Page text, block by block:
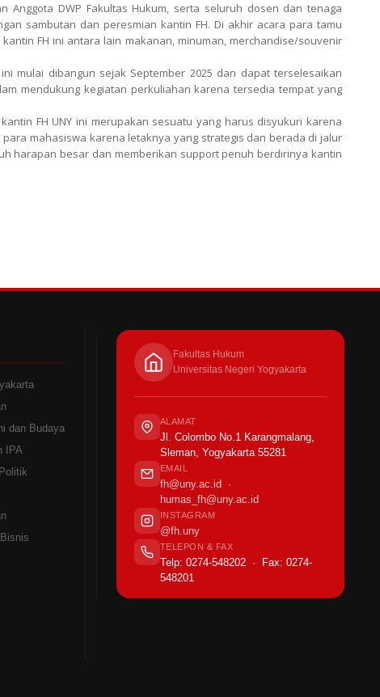
Anggota DWP Fakultas Hukum, serta seluruh dosen dan tenaga
sambutan dan peresmian kantin FH. Di akhir acara para tamu
FH ini antara lain makanan, minuman, merchandise/souvenir
mulai dibangun sejak September 2025 dan dapat terselesaikan
mendukung kegiatan perkuliahan karena tersedia tempat yang
FH UNY ini merupakan sesuatu yang harus disyukuri karena
mahasiswa karena letaknya yang strategis dan berada di jalur
harapan besar dan memberikan support penuh berdirinya kantin
dan Budaya
IPA
Fakultas Hukum
Universitas Negeri Yogyakarta
ALAMAT
Jl. Colombo No.1 Karangmalang,
Sleman, Yogyakarta 55281
EMAIL
fh@uny.ac.id ·
humas_fh@uny.ac.id
INSTAGRAM
@fh.uny
TELEPON & FAX
Telp: 0274-548202 · Fax: 0274-
548201